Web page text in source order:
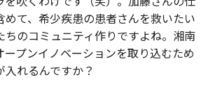
めて、希少疾患の患者さんを救いたい
ちのコミュニティ作りですよね。湘南
ープンイノベーションを取り込むため
れるんですか？